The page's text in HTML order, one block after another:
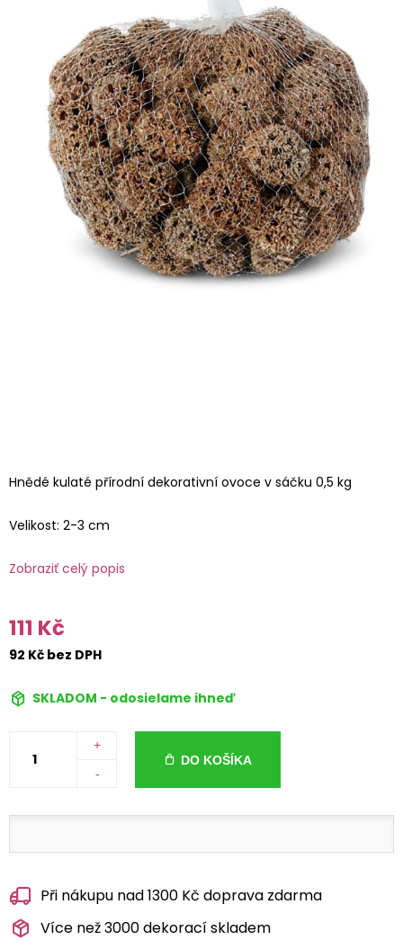
Hnědé kulaté přírodní dekorativní ovoce v sáčku 0,5 kg
Velikost: 2-3 cm
Zobraziť celý popis
111 Kč
92 Kč bez DPH
SKLADOM - odosielame ihneď
+
-
DO KOŠÍKA
Při nákupu nad 1300 Kč doprava zdarma
Více než 3000 dekorací skladem